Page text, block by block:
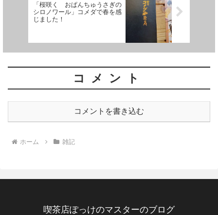
「桜咲く おぱんちゅうさぎの
シロノワール」コメダで春を感
じました！
コメント
コメントを書き込む
ホーム 雑記
喫茶店ぽっけのマスターのブログ